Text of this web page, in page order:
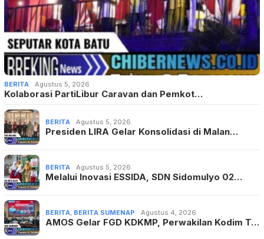
BERITA Agustus 5, 2026
Kolaborasi PartiLibur Caravan dan Pemkot…
BERITA Agustus 5, 2026
Presiden LIRA Gelar Konsolidasi di Malan…
BERITA Agustus 5, 2026
Melalui Inovasi ESSIDA, SDN Sidomulyo 02…
BERITA BERITA SUMENAP Agustus 4, 2026
AMOS Gelar FGD KDKMP, Perwakilan Kodim T…